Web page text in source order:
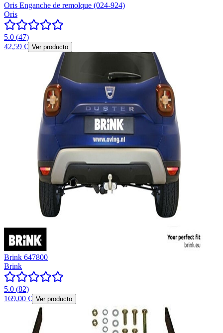
Oris Enganche de remolque (024-924)
Oris
5.0 (47)
42,59 € Ver producto
Brink 647800
Brink
5.0 (82)
169,00 € Ver producto